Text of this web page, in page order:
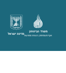
מדינת ישראל
משרד הביטחון
אגף משפחות, הנצחה ומורשת